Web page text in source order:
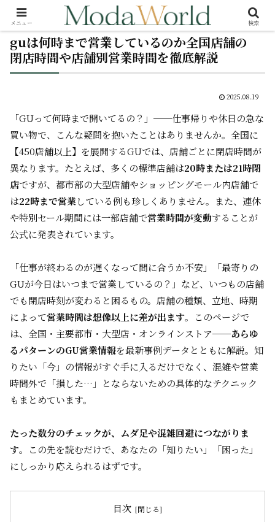
guは何時まで営業しているのか全国店舗の
閉店時間や店舗別営業時間を徹底解説
2025.08.19
「GUって何時まで開いてるの？」──仕事帰りや休日の急な
買い物で、こんな疑問を抱いたことはありませんか。全国に
【450店舗以上】を展開するGUでは、店舗ごとに閉店時間が
異なります。たとえば、多くの標準店舗は20時または21時閉
店ですが、都市部の大型店舗やショッピングモール内店舗で
は22時まで営業している例も珍しくありません。また、連休
や特別セール期間には一部店舗で営業時間が変動することが
公式に発表されています。
「仕事が終わるのが遅くなって間に合うか不安」「最寄りの
GUが今日はいつまで営業しているの？」など、いつもの店舗
でも閉店時刻が変わると困るもの。店舗の種類、立地、時期
によって営業時間は想像以上に差が出ます。このページで
は、全国・主要都市・大型店・オンラインストア──あらゆ
るパターンのGU営業情報を最新事例データとともに解説。知
りたい「今」の情報がすぐ手に入るだけでなく、混雑や営業
時間外で「損した…」とならないための具体的なテクニック
もまとめています。
たった数分のチェックが、ムダ足や混雑回避につながりま
す。この先を読むだけで、あなたの「知りたい」「困った」
にしっかり応えられるはずです。
目次
メニュー 検索